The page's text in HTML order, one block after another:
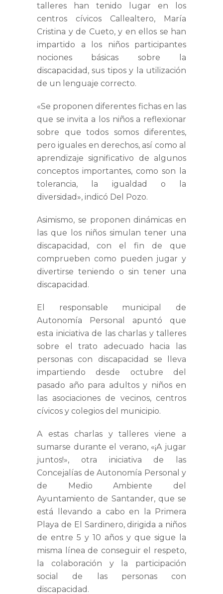
talleres han tenido lugar en los
centros cívicos Callealtero, María
Cristina y de Cueto, y en ellos se han
impartido a los niños participantes
nociones básicas sobre la
discapacidad, sus tipos y la utilización
de un lenguaje correcto.
«Se proponen diferentes fichas en las
que se invita a los niños a reflexionar
sobre que todos somos diferentes,
pero iguales en derechos, así como al
aprendizaje significativo de algunos
conceptos importantes, como son la
tolerancia, la igualdad o la
diversidad», indicó Del Pozo.
Asimismo, se proponen dinámicas en
las que los niños simulan tener una
discapacidad, con el fin de que
comprueben como pueden jugar y
divertirse teniendo o sin tener una
discapacidad.
El responsable municipal de
Autonomía Personal apuntó que
esta iniciativa de las charlas y talleres
sobre el trato adecuado hacia las
personas con discapacidad se lleva
impartiendo desde octubre del
pasado año para adultos y niños en
las asociaciones de vecinos, centros
cívicos y colegios del municipio.
A estas charlas y talleres viene a
sumarse durante el verano, «¡A jugar
juntos!», otra iniciativa de las
Concejalías de Autonomía Personal y
de Medio Ambiente del
Ayuntamiento de Santander, que se
está llevando a cabo en la Primera
Playa de El Sardinero, dirigida a niños
de entre 5 y 10 años y que sigue la
misma línea de conseguir el respeto,
la colaboración y la participación
social de las personas con
discapacidad.